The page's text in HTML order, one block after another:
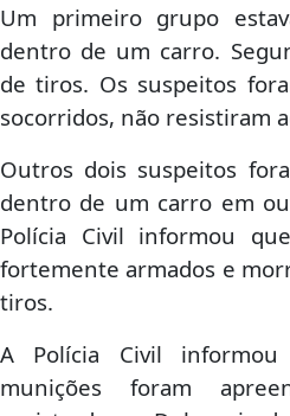
Um primeiro grupo
dentro de um carro.
de tiros. Os suspeitos
socorridos, não resistiram
Outros dois suspeitos
dentro de um carro em
Polícia Civil informou
fortemente armados e
tiros.
A Polícia Civil
munições foram